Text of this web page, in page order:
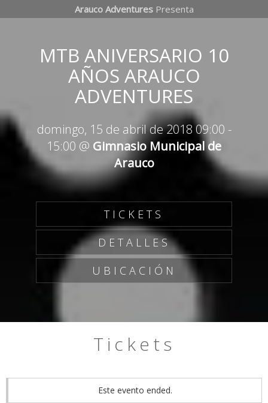
Arauco AdventuresPresenta
MTB ANIVERSARIO 10
AÑOS ARAUCO
ADVENTURES
domingo, 15 de abril de 2018 09:00 -
15:00 @ Gimnasio Municipal de
Arauco
TICKETS
DETALLES
UBICACIÓN
Tickets
Este evento ended.